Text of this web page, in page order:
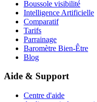
Boussole visibilité
Intelligence Artificielle
Comparatif
Tarifs
Parrainage
Baromètre Bien-Être
Blog
Aide & Support
Centre d'aide